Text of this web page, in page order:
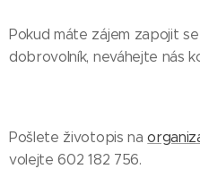
Pokud máte zájem zapojit
dobrovolník, neváhejte nás
Pošlete životopis na
volejte 602 182 756.